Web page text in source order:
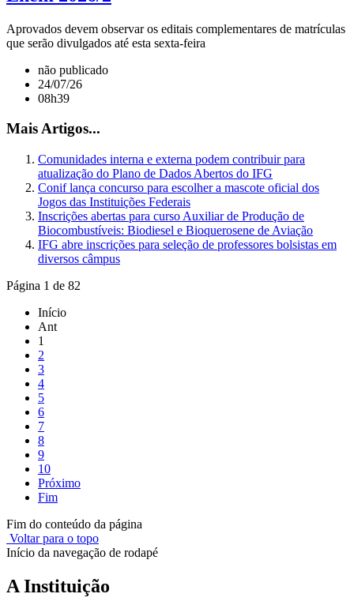
Aprovados devem observar os editais complementares de matrículas
que serão divulgados até esta sexta-feira
não publicado
24/07/26
08h39
Mais Artigos...
Comunidades interna e externa podem contribuir para
atualização do Plano de Dados Abertos do IFG
Conif lança concurso para escolher a mascote oficial dos
Jogos das Instituições Federais
Inscrições abertas para curso Auxiliar de Produção de
Biocombustíveis: Biodiesel e Bioquerosene de Aviação
IFG abre inscrições para seleção de professores bolsistas em
diversos câmpus
Página 1 de 82
Início
Ant
1
2
3
4
5
6
7
8
9
10
Próximo
Fim
Fim do conteúdo da página
Voltar para o topo
Início da navegação de rodapé
A Instituição